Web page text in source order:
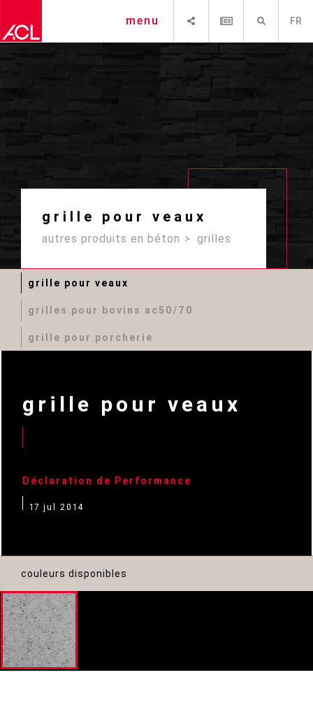
FR
menu
grille pour veaux
autres produits en béton grilles
grille pour veaux
grilles pour bovins ac50/70
grille pour porcherie
grille pour veaux
Déclaration de Performance
17 jul 2014
couleurs disponibles